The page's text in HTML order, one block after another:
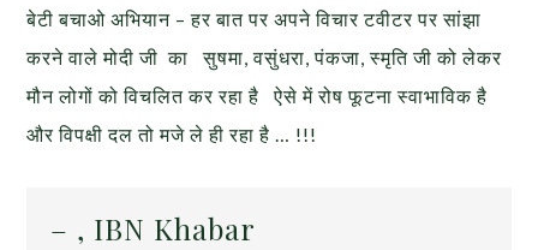
बेटी बचाओ अभियान – हर बात पर अपने विचार टवीटर पर सांझा
करने वाले मोदी जी का सुषमा, वसुंधरा, पंकजा, स्मृति जी को लेकर
मौन लोगों को विचलित कर रहा है ऐसे में रोष फूटना स्वाभाविक है
और विपक्षी दल तो मजे ले ही रहा है … !!!
– , IBN Khabar